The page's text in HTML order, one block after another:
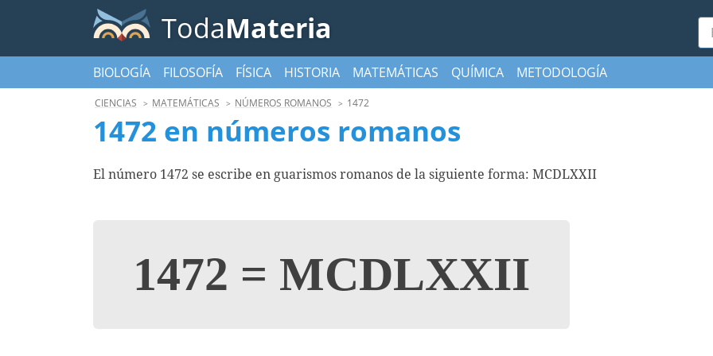
TodaMateria
BIOLOGÍA FILOSOFÍA FÍSICA HISTORIA MATEMÁTICAS QUÍMICA METODOLOGÍA
CIENCIAS MATEMÁTICAS NÚMEROS ROMANOS 1472
1472 en números romanos
El número 1472 se escribe en guarismos romanos de la siguiente forma: MCDLXXII
1472 = MCDLXXII